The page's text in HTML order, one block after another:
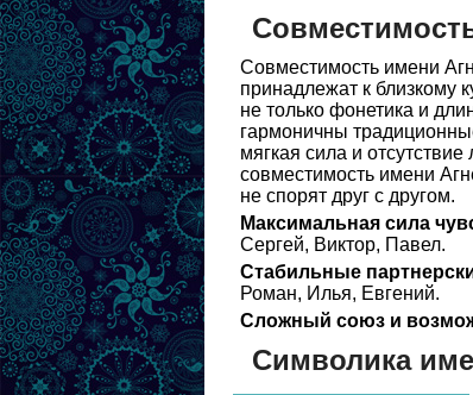
Совместимость имени
принадлежат к близкому
не только фонетика и
гармоничны
мягкая сила и
совместимость имени
не спорят друг с другом.
Максимальная сила
Сергей, Виктор, Павел.
Стабильные
Роман, Илья, Евгений.
Сложный союз и
Символика